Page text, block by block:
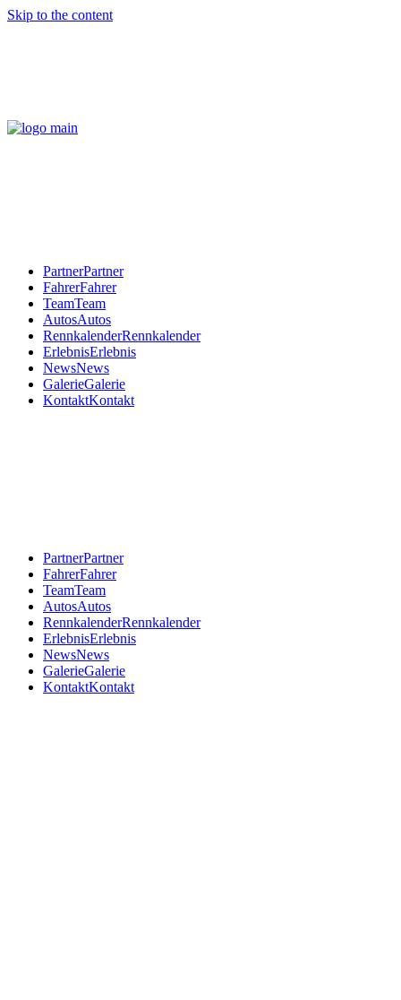
Skip to the content
PartnerPartner
FahrerFahrer
TeamTeam
AutosAutos
RennkalenderRennkalender
ErlebnisErlebnis
NewsNews
GalerieGalerie
KontaktKontakt
PartnerPartner
FahrerFahrer
TeamTeam
AutosAutos
RennkalenderRennkalender
ErlebnisErlebnis
NewsNews
GalerieGalerie
KontaktKontakt